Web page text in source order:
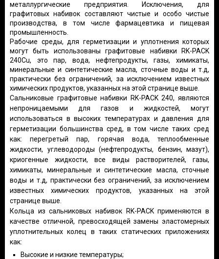
металлургические предприятия. Исключения, для
графитовых набивок составляют чистые и особо чистые
производства, в том числе фармацевтика и пищевая
промышленность.
Рабочие среды, для герметизации и уплотнения которых
могут быть использованы графитовые набивки RK-PACK
240Cu, это пар, вода, нефтепродукты, газы, химикаты,
минеральные и синтетические масла, сточные воды и т.д,
практически без ограничений, за исключением известных
химических продуктов, указанных на этой странице выше.
Сальниковые графитовые набивки RK-PACK 240, являются
непроницаемыми для газов и жидкостей, могут
использоваться в высоких температурах и давления для
герметизации большинства сред, в том числе таких сред
как: перегретый пар, горячая вода, теплообменные
жидкости, углеводороды (нефтепродукты, бензин, мазут),
криогенные жидкости, все виды растворителей, газы,
химикаты, минеральные и синтетические масла, сточные
воды и т.д, практически без ограничений, за исключением
известных химических продуктов, указанных на этой
странице выше.
Кольца из сальниковых набивок RK-PACK применяются в
качестве отличной, превосходящей замены эластомерных
уплотнительных колец в таких статических приложениях
как:
Высокие и низкие температуры;